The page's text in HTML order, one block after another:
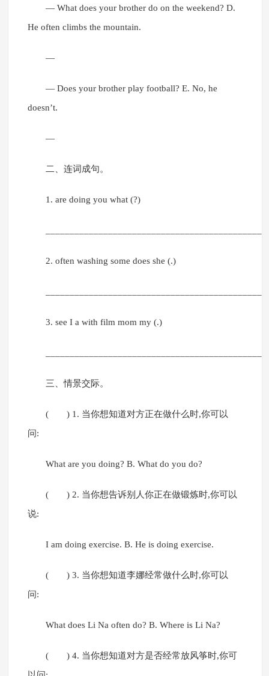
— What does your brother do on the weekend? D.
He often climbs the mountain.
—
— Does your brother play football? E. No, he
doesn’t.
—
二、连词成句。
1. are doing you what (?)
2. often washing some does she (.)
3. see I a with film mom my (.)
三、情景交际。
( ) 1. 当你想知道对方正在做什么时,你可以
问:
What are you doing? B. What do you do?
( ) 2. 当你想告诉别人你正在做锻炼时,你可以
说:
I am doing exercise. B. He is doing exercise.
( ) 3. 当你想知道李娜经常做什么时,你可以
问:
What does Li Na often do? B. Where is Li Na?
( ) 4. 当你想知道对方是否经常放风筝时,你可